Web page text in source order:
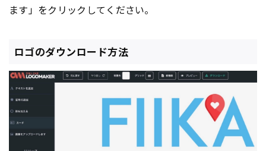
ます」をクリックしてください。
ロゴのダウンロード方法